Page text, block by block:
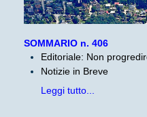
SOMMARIO n. 406
Editoriale: Non
Notizie in Breve
Leggi tutto...